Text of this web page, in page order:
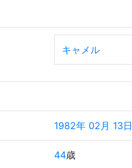
キャメル
1982年 02月 13日
44歳